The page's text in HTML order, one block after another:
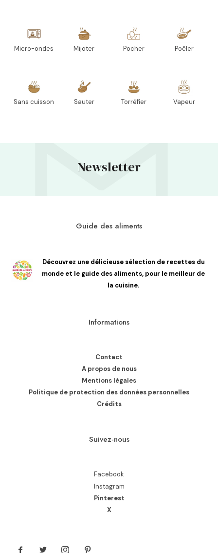
Micro-ondes Mijoter Pocher Poêler
Sans cuisson Sauter Torréfier Vapeur
Newsletter
Guide des aliments
Découvrez une délicieuse sélection de recettes du
monde et le guide des aliments, pour le meilleur de
la cuisine.
Informations
Contact
A propos de nous
Mentions légales
Politique de protection des données personnelles
Crédits
Suivez-nous
Facebook
Instagram
Pinterest
X